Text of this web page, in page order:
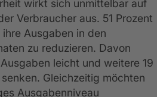
wirkt sich unmittelbar auf
Verbraucher aus. 51 Prozent
Ausgaben in den
zu reduzieren. Davon
leicht und weitere 19
Gleichzeitig möchten
Ausgabenniveau